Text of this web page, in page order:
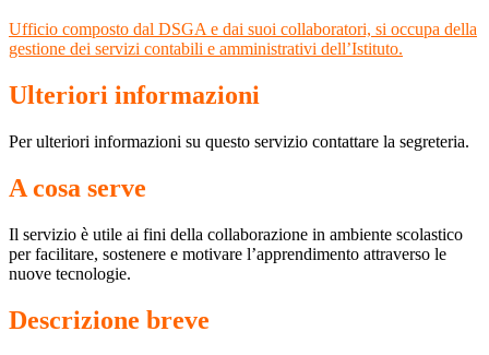
Ufficio composto dal DSGA e dai suoi collaboratori, si occupa della
gestione dei servizi contabili e amministrativi dell’Istituto.
Ulteriori informazioni
Per ulteriori informazioni su questo servizio contattare la segreteria.
A cosa serve
Il servizio è utile ai fini della collaborazione in ambiente scolastico
per facilitare, sostenere e motivare l’apprendimento attraverso le
nuove tecnologie.
Descrizione breve